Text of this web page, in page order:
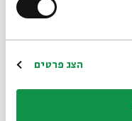
הצג פרטים
אריה מודנה